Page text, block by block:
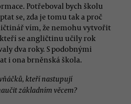
Potřeboval bych školu
se, zda je tomu tak a proč
vím, že nemohu vytvořit
se angličtinu učily rok
dva roky. S podobnými
i ona brněnská škola.
kteří nastupují
základním věcem?